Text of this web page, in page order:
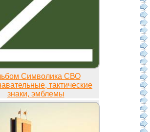
Символика СВО
тактические
знаки, эмблемы